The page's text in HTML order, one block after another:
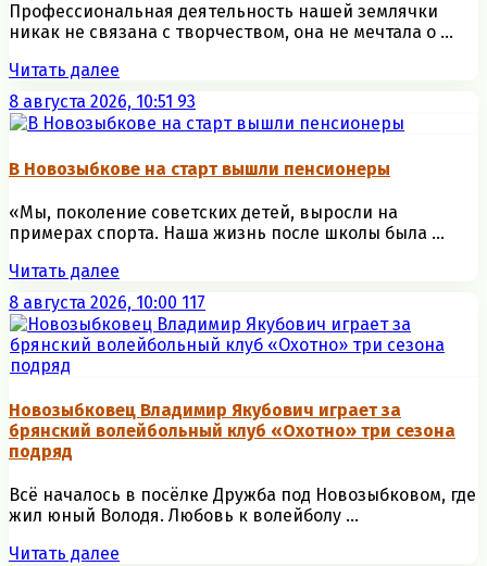
Профессиональная деятельность нашей землячки
никак не связана с творчеством, она не мечтала о ...
Читать далее
8 августа 2026, 10:51 93
В Новозыбкове на старт вышли пенсионеры
«Мы, поколение советских детей, выросли на
примерах спорта. Наша жизнь после школы была ...
Читать далее
8 августа 2026, 10:00 117
Новозыбковец Владимир Якубович играет за
брянский волейбольный клуб «Охотно» три сезона
подряд
Всё началось в посёлке Дружба под Новозыбковом, где
жил юный Володя. Любовь к волейболу ...
Читать далее